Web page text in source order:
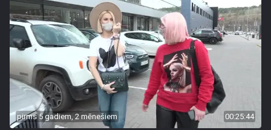
pirms 5 gadiem, 2 mēnešiem 00:25:44